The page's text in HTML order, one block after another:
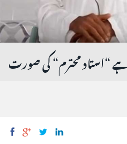
“استاد محترم“ کی صورت